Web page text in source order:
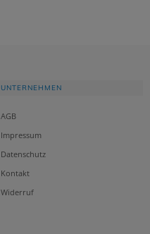
UNTERNEHMEN
AGB
Impressum
Datenschutz
Kontakt
Widerruf